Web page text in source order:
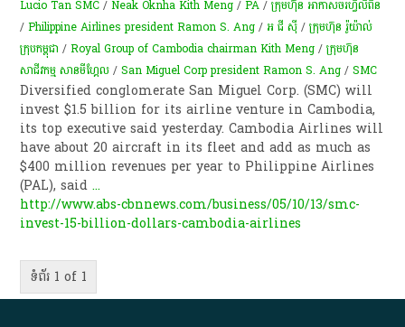
Lucio Tan SMC /Neak Oknha Kith Meng /PA /ក្រុមហ៊ុន អាកាសចរហ្វីលីពីន
/Philippine Airlines president Ramon S. Ang /អ ជី ស៊ី /ក្រុមហ៊ុន រ៉ូយ៉ាល់
ក្រុបកម្ពុជា /Royal Group of Cambodia chairman Kith Meng /ក្រុមហ៊ុន
សាជីវកម្ម សានមីហ្គែល /San Miguel Corp president Ramon S. Ang /SMC
Diversified conglomerate San Miguel Corp. (SMC) will
invest $1.5 billion for its airline venture in Cambodia,
its top executive said yesterday. Cambodia Airlines will
have about 20 aircraft in its fleet and add as much as
$400 million revenues per year to Philippine Airlines
(PAL), said...
http://www.abs-cbnnews.com/business/05/10/13/smc-
invest-15-billion-dollars-cambodia-airlines
ទំព័រ 1 of 1